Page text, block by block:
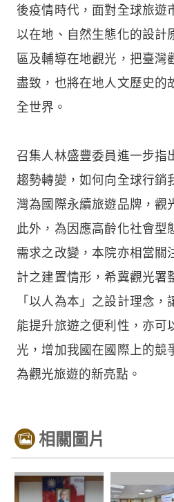
後疫情時代，面對全球旅遊
以在地、自然生態化的設計
區及輔導在地觀光，把臺灣
盡致，也將在地人文歷史的
全世界。
召集人林盛豐委員進一步指
趨勢轉變，如何向全球行銷
灣為國際永續旅遊品牌，觀
此外，為因應高齡化社會型
需求之改變，本院亦相當關
計之建置情形，希冀觀光署
「以人為本」之設計理念
能提升旅遊之便利性，亦可
光，增加我國在國際上的競
為觀光旅遊的新亮點。
相關圖片